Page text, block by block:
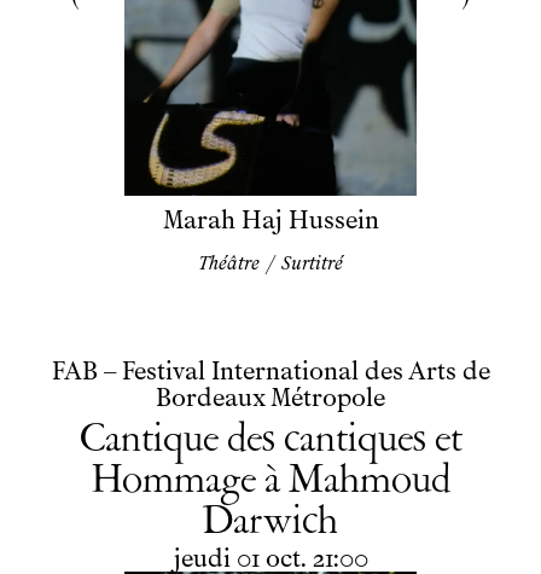
Marah Haj Hussein
Théâtre / Surtitré
FAB – Festival International des Arts de
Bordeaux Métropole
Cantique des cantiques et
Hommage à Mahmoud
Darwich
jeudi
jeudi 01 octobre
oct. 21:00
Podcasts
Technique
Ressources pédagogiques
Espace production
Actualités
Newsletter